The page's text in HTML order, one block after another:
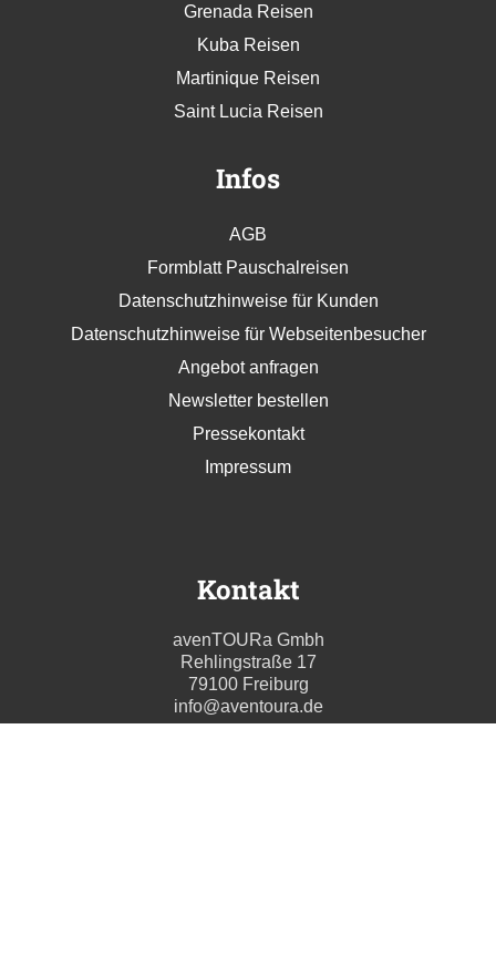
Grenada Reisen
Kuba Reisen
Martinique Reisen
Saint Lucia Reisen
Infos
AGB
Formblatt Pauschalreisen
Datenschutzhinweise für Kunden
Datenschutzhinweise für Webseitenbesucher
Angebot anfragen
Newsletter bestellen
Pressekontakt
Impressum
Kontakt
avenTOURa Gmbh
Rehlingstraße 17
79100 Freiburg
info@aventoura.de